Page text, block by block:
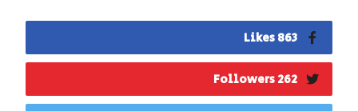
863 Likes
262 Followers